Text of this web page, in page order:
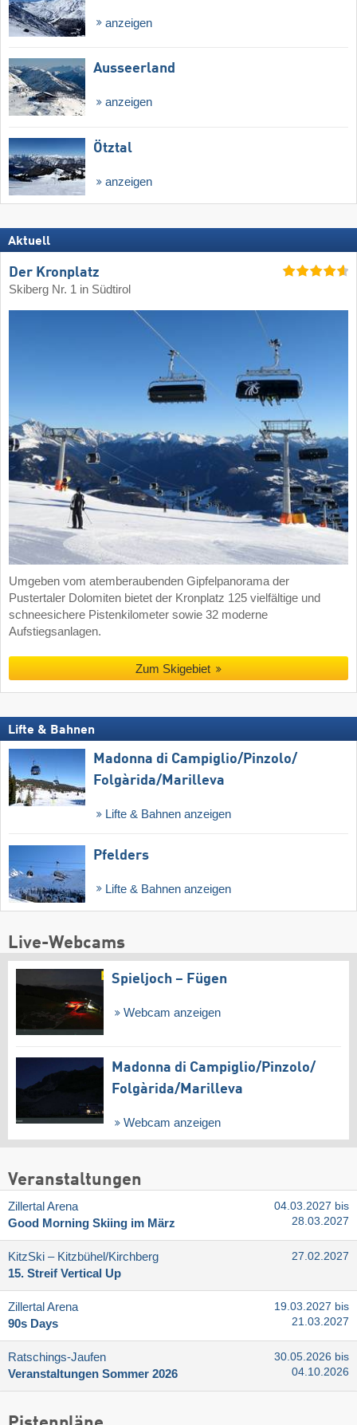
anzeigen
Ausseerland
anzeigen
Ötztal
anzeigen
Aktuell
Der Kronplatz
Skiberg Nr. 1 in Südtirol
Umgeben vom atemberaubenden Gipfelpanorama der
Pustertaler Dolomiten bietet der Kronplatz 125 vielfältige und
schneesichere Pistenkilometer sowie 32 moderne
Aufstiegsanlagen.
Zum Skigebiet
Lifte & Bahnen
Madonna di Campiglio/​Pinzolo/​
Folgàrida/​Marilleva
Lifte & Bahnen anzeigen
Pfelders
Lifte & Bahnen anzeigen
Live-Webcams
Spieljoch – Fügen
Webcam anzeigen
Madonna di Campiglio/​Pinzolo/​
Folgàrida/​Marilleva
Webcam anzeigen
Veranstaltungen
Zillertal Arena
Good Morning Skiing im März
04.03.2027 bis
28.03.2027
KitzSki – Kitzbühel/​Kirchberg
15. Streif Vertical Up
27.02.2027
Zillertal Arena
90s Days
19.03.2027 bis
21.03.2027
Ratschings-Jaufen
Veranstaltungen Sommer 2026
30.05.2026 bis
04.10.2026